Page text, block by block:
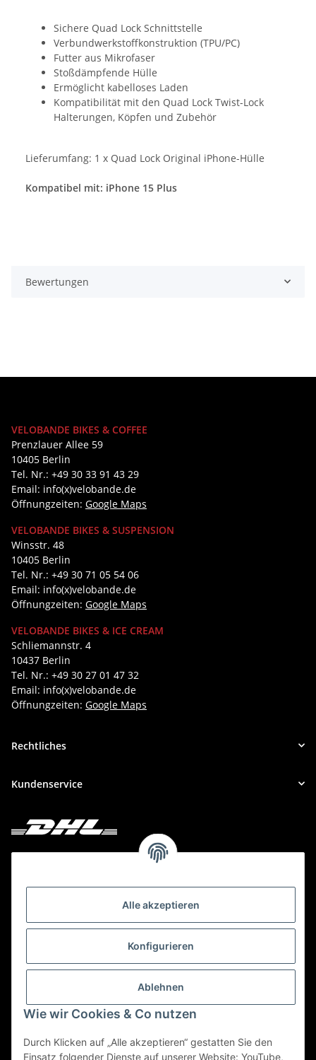
Alle akzeptieren
Konfigurieren
Ablehnen
Wie wir Cookies & Co nutzen
Durch Klicken auf „Alle akzeptieren“ gestatten Sie den
Einsatz folgender Dienste auf unserer Website: YouTube,
Sichere Quad Lock Schnittstelle
Verbundwerkstoffkonstruktion (TPU/PC)
Futter aus Mikrofaser
Stoßdämpfende Hülle
Ermöglicht kabelloses Laden
Kompatibilität mit den Quad Lock Twist-Lock
Halterungen, Köpfen und Zubehör
Lieferumfang: 1 x Quad Lock Original iPhone-Hülle
Kompatibel mit: iPhone 15 Plus
Bewertungen
VELOBANDE BIKES & COFFEE
Prenzlauer Allee 59
10405 Berlin
Tel. Nr.: +49 30 33 91 43 29
Email: info(x)velobande.de
Öffnungzeiten: Google Maps
VELOBANDE BIKES & SUSPENSION
Winsstr. 48
10405 Berlin
Tel. Nr.: +49 30 71 05 54 06
Email: info(x)velobande.de
Öffnungzeiten: Google Maps
VELOBANDE BIKES & ICE CREAM
Schliemannstr. 4
10437 Berlin
Tel. Nr.: +49 30 27 01 47 32
Email: info(x)velobande.de
Öffnungzeiten: Google Maps
Rechtliches
Kundenservice
Deine Bestellung versenden wir mit DHL!